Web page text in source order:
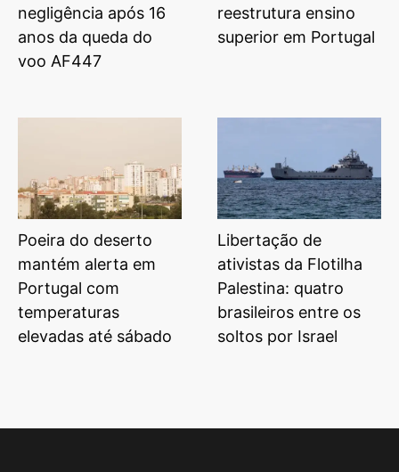
negligência após 16
anos da queda do
voo AF447
reestrutura ensino
superior em Portugal
Poeira do deserto
mantém alerta em
Portugal com
temperaturas
elevadas até sábado
Libertação de
ativistas da Flotilha
Palestina: quatro
brasileiros entre os
soltos por Israel